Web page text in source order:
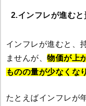
2.インフレが進む
インフレが進むと、
ませんが、 物価が上
ものの量が少なくな
たとえばインフレが